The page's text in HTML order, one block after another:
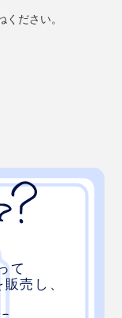
くれるイメージ
ださい。